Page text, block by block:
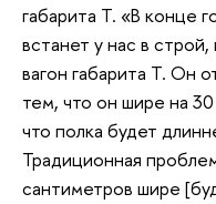
габарита Т. «В конце
встанет у нас в
вагон габарита Т. Он
тем, что он шире на
что полка будет
Традиционная
сантиметров шире